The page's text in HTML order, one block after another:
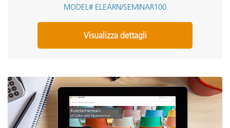
MODEL# ELEARN/SEMINAR100
Visualizza dettagli